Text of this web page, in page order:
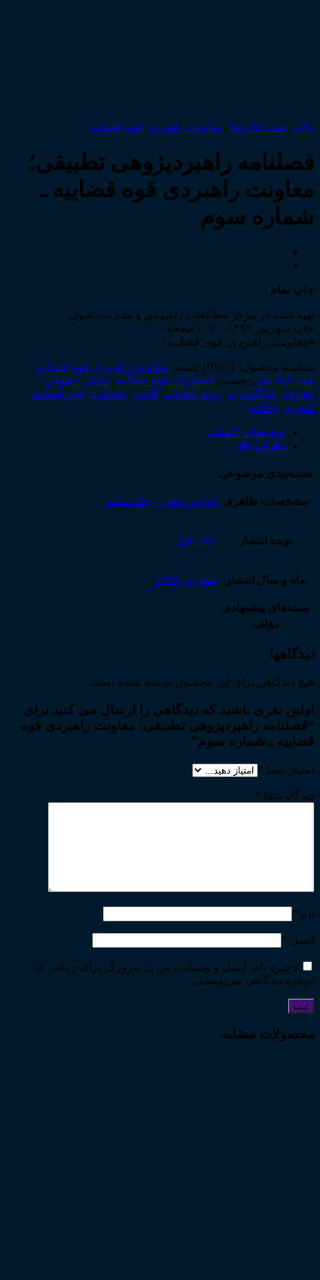
خانه / همه‌ـ‌کتاب‌ها / معاونت راهبردی قوه قضاییه
فصلنامه راهبردپژوهی تطبیقی؛
معاونت راهبردی قوه قضاییه ـ
شماره سوم
چاپ تمام
تهیه شده در مرکز مطالعات راهبردی و مدیریت تحول
چاپ شهریور ۱۳۹۹ – ۱۱۲صفحه
#معاونت_راهبردی_قوه_قضاییه
شناسه محصول: 101051 دسته: معاونت راهبردی قوه قضاییه,
همه‌ـ‌کتاب‌ها برچسب: انتشارات قوه قضاییه, تحلیل_حقوقی,
حقوقی, دادگستری, رویه_قضایی, قانون, قضاوت, قوه قضاییه,
کیفری, وکالت
توضیحات تکمیلی
نظرات (0)
دسته‌بندی موضوعی
مشخصات ظاهری اندازه رقعی – جلد ساده
نوبت انتشار چاپ اول
ماه و سال انتشار شهریور 1399
بسته‌های پیشنهادی
مؤلف
دیدگاهها
هیچ دیدگاهی برای این محصول نوشته نشده است.
اولین نفری باشید که دیدگاهی را ارسال می کنید برای
“فصلنامه راهبردپژوهی تطبیقی؛ معاونت راهبردی قوه
قضاییه ـ شماره سوم”
امتیاز شما *
دیدگاه شما *
نام *
ایمیل *
ذخیره نام، ایمیل و وبسایت من در مرورگر برای زمانی که
دوباره دیدگاهی می‌نویسم.
محصولات مشابه